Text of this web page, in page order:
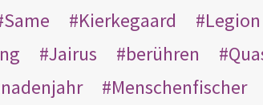
Same Kierkegaard Legion
Jairus berühren
Menschenfischer